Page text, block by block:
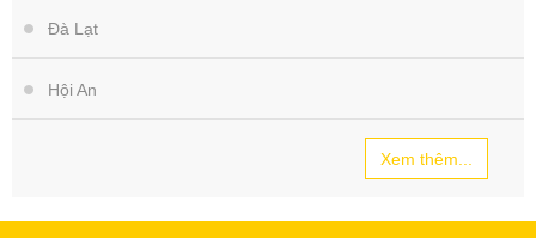
Đà Lạt
Hội An
Xem thêm...